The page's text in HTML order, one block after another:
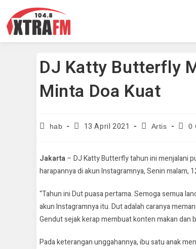
DJ Katty Butterfly
Minta Doa Kuat
hab 13 April 2021 Artis 0
Jakarta– DJ Katty Butterfly tahun ini menjalani
harapannya di akun Instagramnya, Senin malam,
“Tahun ini Dut puasa pertama. Semoga semua
akun Instagramnya itu. Dut adalah caranya
Gendut sejak kerap membuat konten makan dan
Pada keterangan unggahannya, ibu satu anak